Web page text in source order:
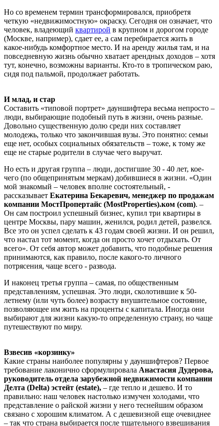
Но со временем термин трансформировался, приобретя
четкую «недвижимостную» окраску. Сегодня он означает, что
человек, владеющий квартирой в крупном и дорогом городе
(Москве, например), сдает ее, а сам перебирается жить в
какое-нибудь комфортное место. И на аренду жилья там, и на
повседневную жизнь обычно хватает арендных доходов – хотя
тут, конечно, возможны варианты. Кто-то в тропическом раю,
сидя под пальмой, продолжает работать.
И млад, и стар
Составить «типовой портрет» дауншифтера весьма непросто –
люди, выбирающие подобный путь в жизни, очень разные.
Довольно существенную долю среди них составляет
молодежь, только что закончившая вузы. Это понятно: семьи
еще нет, особых социальных обязательств – тоже, к тому же
еще не старые родители в случае чего выручат.
Но есть и другая группа – люди, достигшие 30 - 40 лет, кое-
чего (по общепринятым меркам) добившиеся в жизни. «Один
мой знакомый – человек вполне состоятельный, -
рассказывает Екатерина Бекаревич, менеджер по продажам
компании МостПропертайс (MostProperties).ком (com). –
Он сам построил успешный бизнес, купил три квартиры в
центре Москвы, пару машин, женился, родил детей, развелся.
Все это он успел сделать к 43 годам своей жизни. И он решил,
что настал тот момент, когда он просто хочет отдыхать. От
всего». От себя автор может добавить, что подобные решения
принимаются, как правило, после какого-то личного
потрясения, чаще всего - развода.
И наконец третья группа – самая, по общественным
представлениям, успешная. Это люди, сколотившие к 50-
летнему (или чуть более) возрасту внушительное состояние,
позволяющее им жить на проценты с капитала. Иногда они
выбирают для жизни какую-то определенную страну, но чаще
путешествуют по миру.
Взвесив «корзинку»
Какие страны наиболее популярны у дауншифтеров? Первое
требование лаконично сформулировала Анастасия Дудерова,
руководитель отдела зарубежной недвижимости компании
Делта (Delta) эстейт (estate), – где тепло и дешево. И то
правильно: наш человек настолько измучен холодами, что
представление о райской жизни у него теснейшим образом
связано с хорошим климатом. А с дешевизной еще очевиднее
– так что страна выбирается после тщательного взвешивания